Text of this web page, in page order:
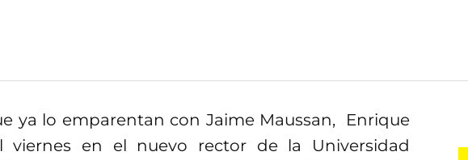
ya lo emparentan con Jaime Maussan, Enrique
viernes en el nuevo rector de la Universidad